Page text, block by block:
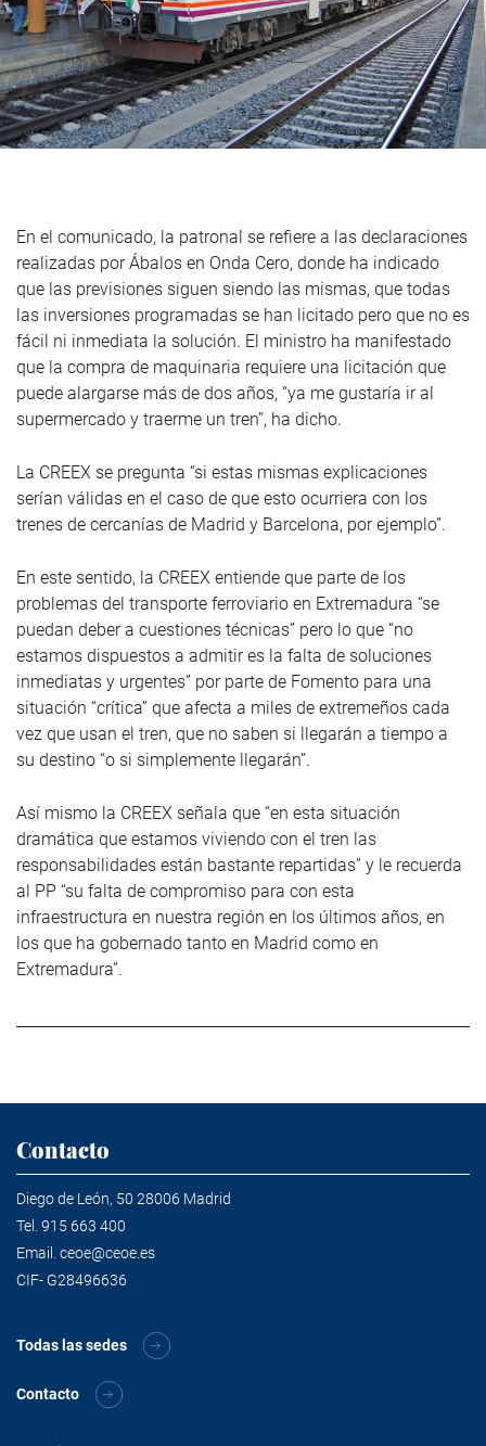
En el comunicado, la patronal se refiere a las declaraciones
realizadas por Ábalos en Onda Cero, donde ha indicado
que las previsiones siguen siendo las mismas, que todas
las inversiones programadas se han licitado pero que no es
fácil ni inmediata la solución. El ministro ha manifestado
que la compra de maquinaria requiere una licitación que
puede alargarse más de dos años, “ya me gustaría ir al
supermercado y traerme un tren”, ha dicho.
La CREEX se pregunta “si estas mismas explicaciones
serían válidas en el caso de que esto ocurriera con los
trenes de cercanías de Madrid y Barcelona, por ejemplo”.
En este sentido, la CREEX entiende que parte de los
problemas del transporte ferroviario en Extremadura “se
puedan deber a cuestiones técnicas” pero lo que “no
estamos dispuestos a admitir es la falta de soluciones
inmediatas y urgentes” por parte de Fomento para una
situación “crítica” que afecta a miles de extremeños cada
vez que usan el tren, que no saben si llegarán a tiempo a
su destino “o si simplemente llegarán”.
Así mismo la CREEX señala que “en esta situación
dramática que estamos viviendo con el tren las
responsabilidades están bastante repartidas” y le recuerda
al PP “su falta de compromiso para con esta
infraestructura en nuestra región en los últimos años, en
los que ha gobernado tanto en Madrid como en
Extremadura”.
Contacto
Diego de León, 50 28006 Madrid
Tel. 915 663 400
Email. ceoe@ceoe.es
CIF- G28496636
Todas las sedes
Contacto